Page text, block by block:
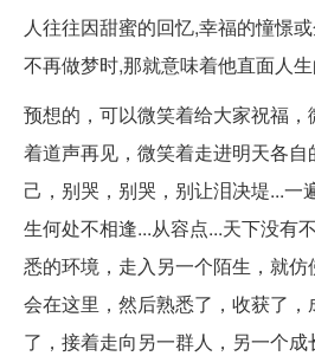
人往往因甜蜜的回忆,幸福的憧憬
不再做梦时,那就意味着他直面人生
预想的，可以微笑着给大家祝福
着道声再见，微笑着走进明天各自
己，别哭，别哭，别让泪决堤...一
生何处不相逢...从容点...天下没有
悉的环境，走入另一个陌生，就
会在这里，然后熟悉了，收获了
了，接着走向另一群人，另一个